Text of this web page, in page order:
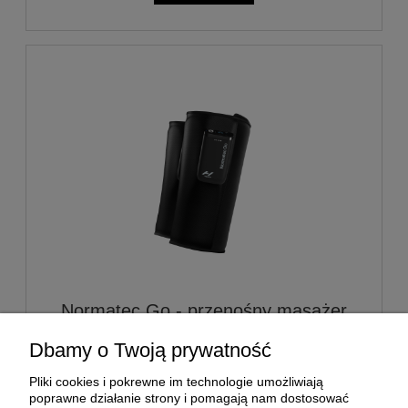
Normatec Go - przenośny masażer
2 199,00 zł
Dbamy o Twoją prywatność
Pliki cookies i pokrewne im technologie umożliwiają
poprawne działanie strony i pomagają nam dostosować